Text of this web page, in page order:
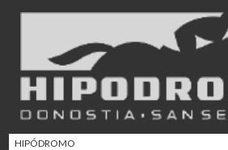
HIPÓDROMO
02/08 17:30
12/08 12:08
15/08 17:05